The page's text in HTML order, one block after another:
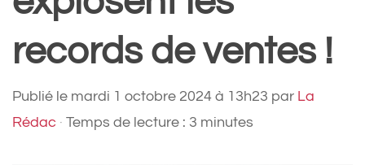
records de ventes !
Publié le mardi 1 octobre 2024 à 13h23 par La
Rédac · Temps de lecture : 3 minutes